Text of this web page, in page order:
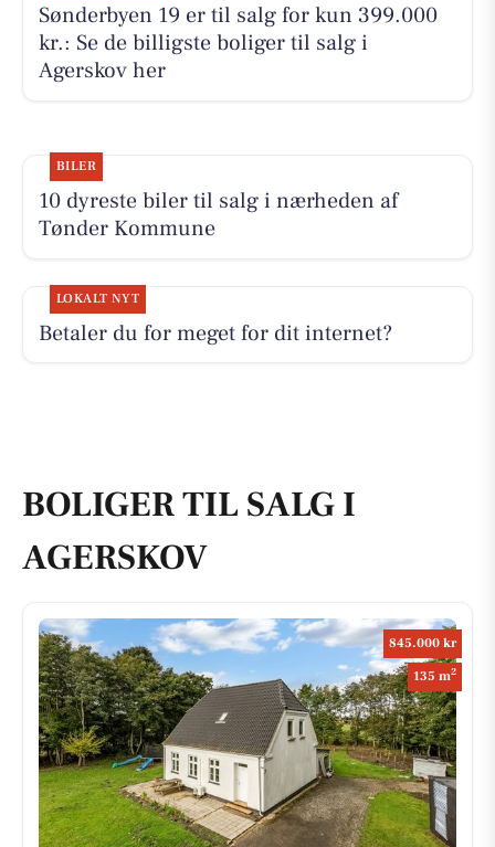
Sønderbyen 19 er til salg for kun 399.000
kr.: Se de billigste boliger til salg i
Agerskov her
BILER
10 dyreste biler til salg i nærheden af
Tønder Kommune
LOKALT NYT
Betaler du for meget for dit internet?
BOLIGER TIL SALG I
AGERSKOV
845.000 kr
135 m2